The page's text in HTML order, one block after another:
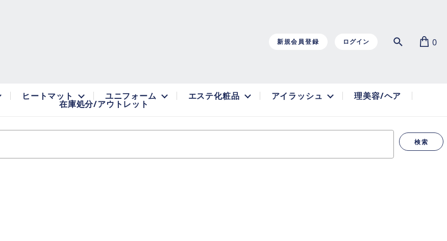
新規会員登録 ログイン 0
ヒートマット ユニフォーム エステ化粧品 アイラッシュ 理美容/ヘア
在庫処分/アウトレット
検索